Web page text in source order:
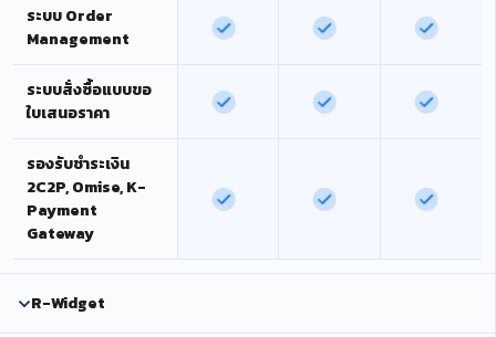
ระบบ Order
Management
ระบบสั่งซื้อแบบขอ
ใบเสนอราคา
รองรับชำระเงิน
2C2P, Omise, K-
Payment
Gateway
R-Widget